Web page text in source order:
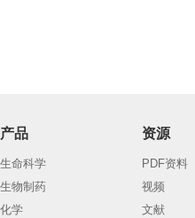
产品
生命科学
生物制药
化学
资源
PDF资料
视频
文献